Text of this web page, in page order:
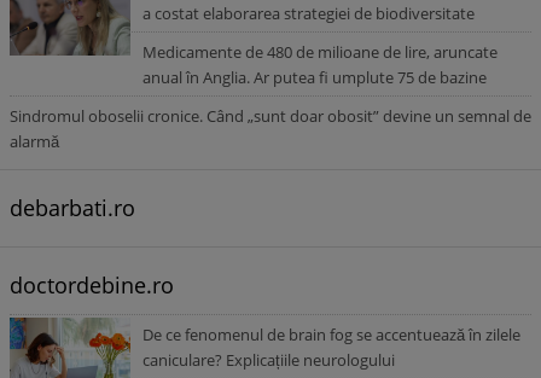
a costat elaborarea strategiei de biodiversitate
Medicamente de 480 de milioane de lire, aruncate
anual în Anglia. Ar putea fi umplute 75 de bazine
Sindromul oboselii cronice. Când „sunt doar obosit” devine un semnal de
alarmă
debarbati.ro
doctordebine.ro
De ce fenomenul de brain fog se accentuează în zilele
caniculare? Explicațiile neurologului